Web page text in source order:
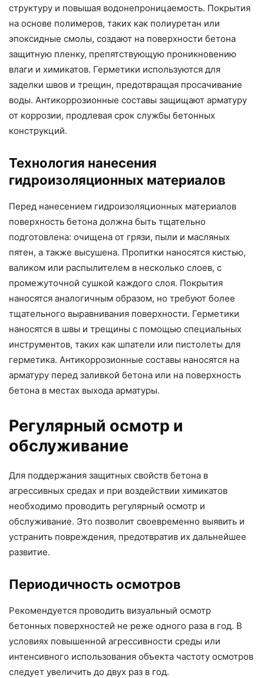
структуру и повышая водонепроницаемость. Покрытия
на основе полимеров, таких как полиуретан или
эпоксидные смолы, создают на поверхности бетона
защитную пленку, препятствующую проникновению
влаги и химикатов. Герметики используются для
заделки швов и трещин, предотвращая просачивание
воды. Антикоррозионные составы защищают арматуру
от коррозии, продлевая срок службы бетонных
конструкций.
Технология нанесения
гидроизоляционных материалов
Перед нанесением гидроизоляционных материалов
поверхность бетона должна быть тщательно
подготовлена: очищена от грязи, пыли и масляных
пятен, а также высушена. Пропитки наносятся кистью,
валиком или распылителем в несколько слоев, с
промежуточной сушкой каждого слоя. Покрытия
наносятся аналогичным образом, но требуют более
тщательного выравнивания поверхности. Герметики
наносятся в швы и трещины с помощью специальных
инструментов, таких как шпатели или пистолеты для
герметика. Антикоррозионные составы наносятся на
арматуру перед заливкой бетона или на поверхность
бетона в местах выхода арматуры.
Регулярный осмотр и
обслуживание
Для поддержания защитных свойств бетона в
агрессивных средах и при воздействии химикатов
необходимо проводить регулярный осмотр и
обслуживание. Это позволит своевременно выявить и
устранить повреждения, предотвратив их дальнейшее
развитие.
Периодичность осмотров
Рекомендуется проводить визуальный осмотр
бетонных поверхностей не реже одного раза в год. В
условиях повышенной агрессивности среды или
интенсивного использования объекта частоту осмотров
следует увеличить до двух раз в год.